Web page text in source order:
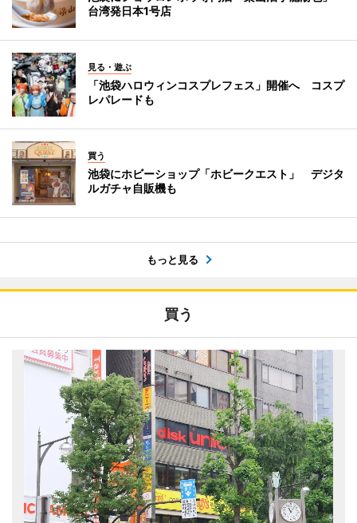
台湾発日本1号店
見る・遊ぶ
「池袋ハロウィンコスプレフェス」開催へ コスプ
レパレードも
買う
池袋にホビーショップ「ホビークエスト」 デジタ
ルガチャ自販機も
もっと見る
買う